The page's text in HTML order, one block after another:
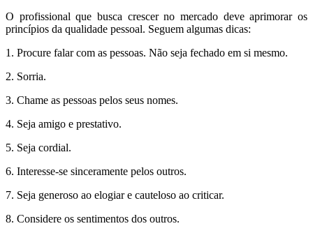
O profissional que busca crescer no mercado deve aprimorar os
princípios da qualidade pessoal. Seguem algumas dicas:
1. Procure falar com as pessoas. Não seja fechado em si mesmo.
2. Sorria.
3. Chame as pessoas pelos seus nomes.
4. Seja amigo e prestativo.
5. Seja cordial.
6. Interesse-se sinceramente pelos outros.
7. Seja generoso ao elogiar e cauteloso ao criticar.
8. Considere os sentimentos dos outros.